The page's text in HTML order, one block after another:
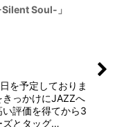
Soul-」
を予定しておりま
っかけにJAZZへ
評価を得てから3
ズとタッグ…